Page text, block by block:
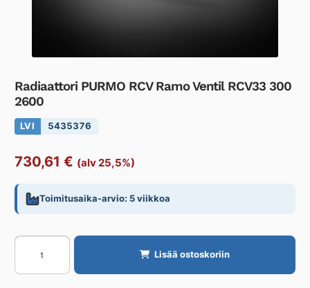
Radiaattori PURMO RCV Ramo Ventil RCV33 300
2600
LVI 5435376
730,61 € (alv 25,5%)
Toimitusaika-arvio: 5 viikkoa
Radiaattori
PURMO
RCV
Lisää ostoskoriin